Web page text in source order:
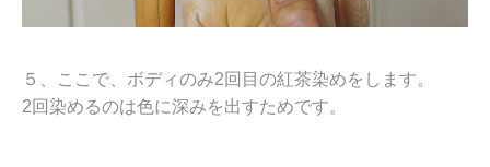
５、ここで、ボディのみ2回目の紅茶染めをします。
2回染めるのは色に深みを出すためです。